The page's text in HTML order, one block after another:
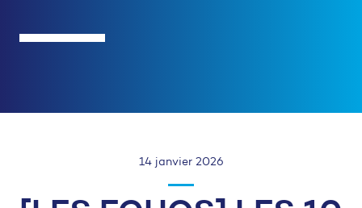
14 janvier 2026